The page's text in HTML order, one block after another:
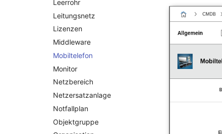
DHCP
Dienste
Drucker
E-Mail-Adressen
Faser/Ader
FC-Port
Formfaktor
Freigabe
Freigabenzugriff
Gastsysteme
Leerrohr
Leitungsnetz
Lizenzen
Middleware
Mobiltelefon
Monitor
Netzbereich
Netzersatzanlage
Notfallplan
Objektgruppe